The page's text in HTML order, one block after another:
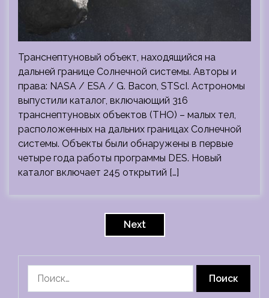
Транснептуновый объект, находящийся на
дальней границе Солнечной системы. Авторы и
права: NASA / ESA / G. Bacon, STScI. Астрономы
выпустили каталог, включающий 316
транснептуновых объектов (ТНО) – малых тел,
расположенных на дальних границах Солнечной
системы. Объекты были обнаружены в первые
четыре года работы программы DES. Новый
каталог включает 245 открытий […]
Next